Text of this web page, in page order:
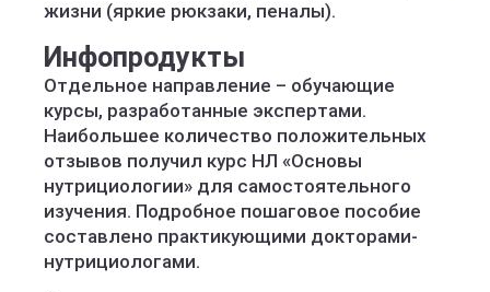
жизни (яркие рюкзаки, пеналы).
Инфопродукты
Отдельное направление – обучающие
курсы, разработанные экспертами.
Наибольшее количество положительных
отзывов получил курс НЛ «Основы
нутрициологии» для самостоятельного
изучения. Подробное пошаговое пособие
составлено практикующими докторами-
нутрициологами.